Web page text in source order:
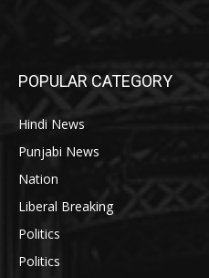
POPULAR CATEGORY
Hindi News
Punjabi News
Nation
Liberal Breaking
Politics
Politics